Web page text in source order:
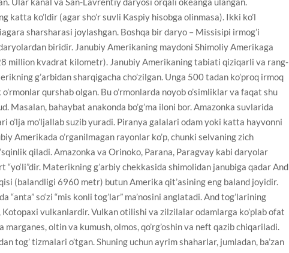
katta ko’ldir (agar sho’r suvli Kaspiy hisobga olinmasa). Ikki ko’l
sharsharasi joylashgan. Boshqa bir daryo – Missisipi irmog’i
biridir. Janubiy Amerikaning maydoni Shimoliy Amerikaga
million kvadrat kilometr). Janubiy Amerikaning tabiati qiziqarli va rang-
g’arbidan sharqigacha cho’zilgan. Unga 500 tadan ko’proq irmoq
qurshab olgan. Bu o’rmonlarda noyob o’simliklar va faqat shu
Masalan, bahaybat anakonda bo’g’ma iloni bor. Amazonka suvlarida
o’lja mo’ljallab suzib yuradi. Piranya galalari odam yoki katta hayvonni
Amerikada o’rganilmagan rayonlar ko’p, chunki selvaning zich
qiladi. Amazonka va Orinoko, Parana, Paragvay kabi daryolar
“yo‘li”dir. Materikning g’arbiy chekkasida shimolidan janubiga qadar And
(balandligi 6960 metr) butun Amerika qit’asining eng baland joyidir.
so‘zi “mis konli tog’lar” ma’nosini anglatadi. And tog’larining
Kotopaxi vulkanlardir. Vulkan otilishi va zilzilalar odamlarga ko’plab ofat
oltin va kumush, olmos, qo’rg’oshin va neft qazib chiqariladi.
tog’ tizmalari o’tgan. Shuning uchun ayrim shaharlar, jumladan, ba’zan